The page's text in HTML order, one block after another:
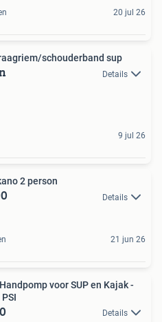
20 jul 26
schouderband sup
Details
9 jul 26
2 person
Details
21 jun 26
voor SUP en Kajak -
Details